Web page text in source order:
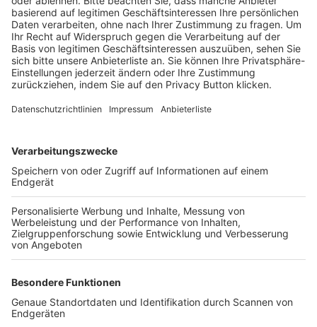
BFV-Geschäftsstellen
Trainerbörse
Login SpielPlus
FOLGE DEM BFV
TOP-VEREINE
TOP-PARTNER